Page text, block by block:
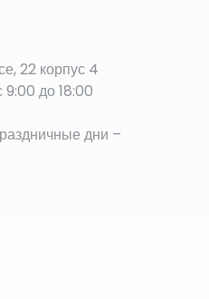
22 корпус 4
до 18:00
дни –